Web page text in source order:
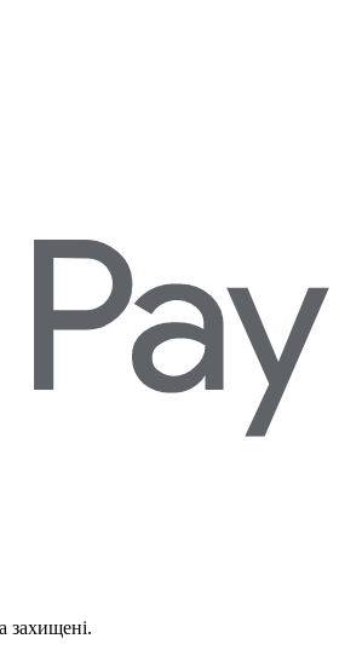
захищені.